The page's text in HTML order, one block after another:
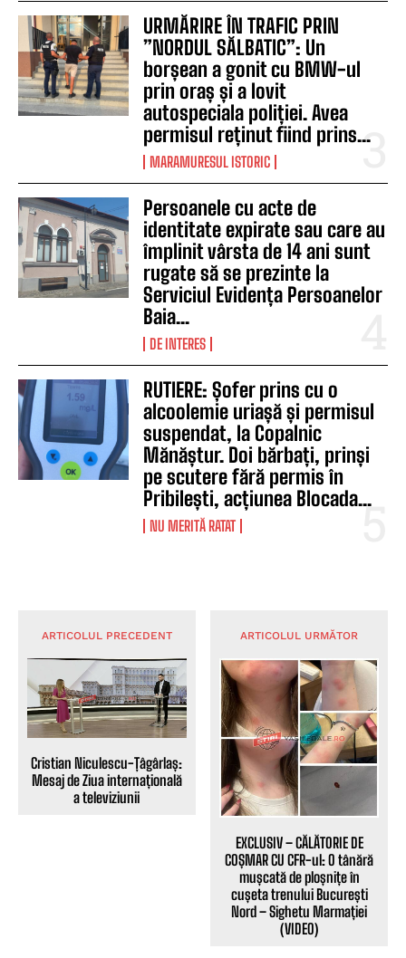
URMĂRIRE ÎN TRAFIC PRIN
”NORDUL SĂLBATIC”: Un
borșean a gonit cu BMW-ul
prin oraș și a lovit
autospeciala poliției. Avea
permisul reținut fiind prins...
MARAMURESUL ISTORIC
Persoanele cu acte de
identitate expirate sau care au
împlinit vârsta de 14 ani sunt
rugate să se prezinte la
Serviciul Evidența Persoanelor
Baia...
DE INTERES
RUTIERE: Șofer prins cu o
alcoolemie uriașă și permisul
suspendat, la Copalnic
Mănăștur. Doi bărbați, prinși
pe scutere fără permis în
Pribilești, acțiunea Blocada...
NU MERITĂ RATAT
ARTICOLUL PRECEDENT
Cristian Niculescu-Țâgârlaș:
Mesaj de Ziua internațională
a televiziunii
ARTICOLUL URMĂTOR
EXCLUSIV – CĂLĂTORIE DE
COȘMAR CU CFR-ul: O tânără
mușcată de ploșnițe în
cușeta trenului București
Nord – Sighetu Marmației
(VIDEO)